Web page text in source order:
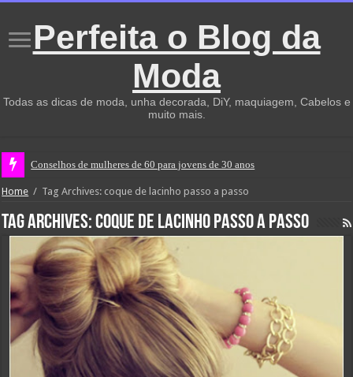
Perfeita o Blog da
Moda
Todas as dicas de moda, unha decorada, DiY, maquiagem, Cabelos e
muito mais.
Conselhos de mulheres de 60 para jovens de 30 anos
Home / Tag Archives: coque de lacinho passo a passo
Tag Archives:coque de lacinho passo a passo